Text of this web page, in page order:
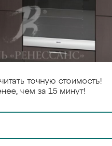
точную стоимость!
чем за 15 минут!